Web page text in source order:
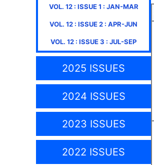
VOL. 12: ISSUE1 : JAN-MAR
VOL. 12 : ISSUE2 : APR-JUN
VOL. 12 : ISSUE3 : JUL-SEP
2025 ISSUES
2024 ISSUES
2023 ISSUES
2022 ISSUES